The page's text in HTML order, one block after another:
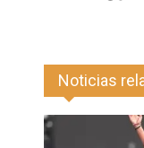
Noticias